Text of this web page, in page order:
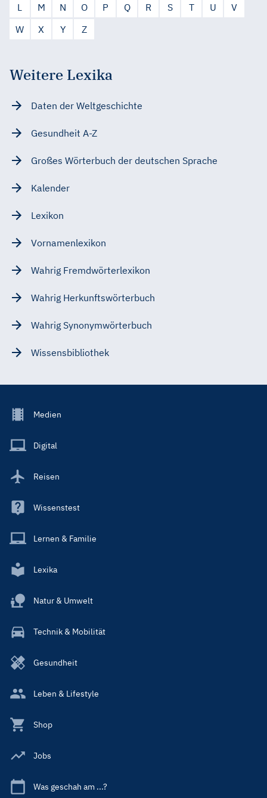
L
M N O P Q R S T U
V
W
X Y Z
Weitere Lexika
Daten der Weltgeschichte
Gesundheit A-Z
Großes Wörterbuch der deutschen Sprache
Kalender
Lexikon
Vornamenlexikon
Wahrig Fremdwörterlexikon
Wahrig Herkunftswörterbuch
Wahrig Synonymwörterbuch
Wissensbibliothek
Footer
Main
Medien
Digital
Reisen
Wissenstest
Lernen & Familie
Lexika
Natur & Umwelt
Technik & Mobilität
Gesundheit
Leben & Lifestyle
Shop
Jobs
Was geschah am ...?